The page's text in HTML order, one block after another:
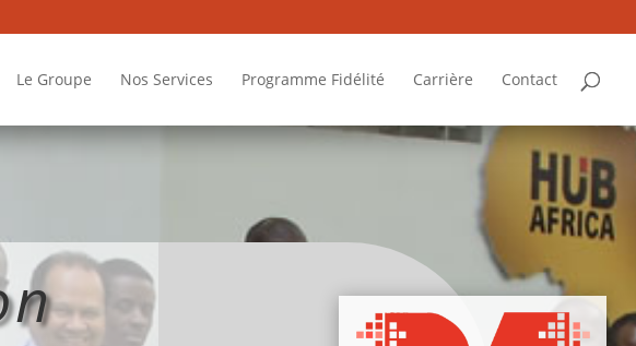
Le Groupe Nos Services Programme Fidélité Carrière Contact